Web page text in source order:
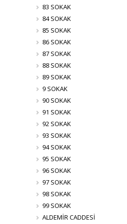
83 SOKAK
84 SOKAK
85 SOKAK
86 SOKAK
87 SOKAK
88 SOKAK
89 SOKAK
9 SOKAK
90 SOKAK
91 SOKAK
92 SOKAK
93 SOKAK
94 SOKAK
95 SOKAK
96 SOKAK
97 SOKAK
98 SOKAK
99 SOKAK
ALDEMİR CADDESİ